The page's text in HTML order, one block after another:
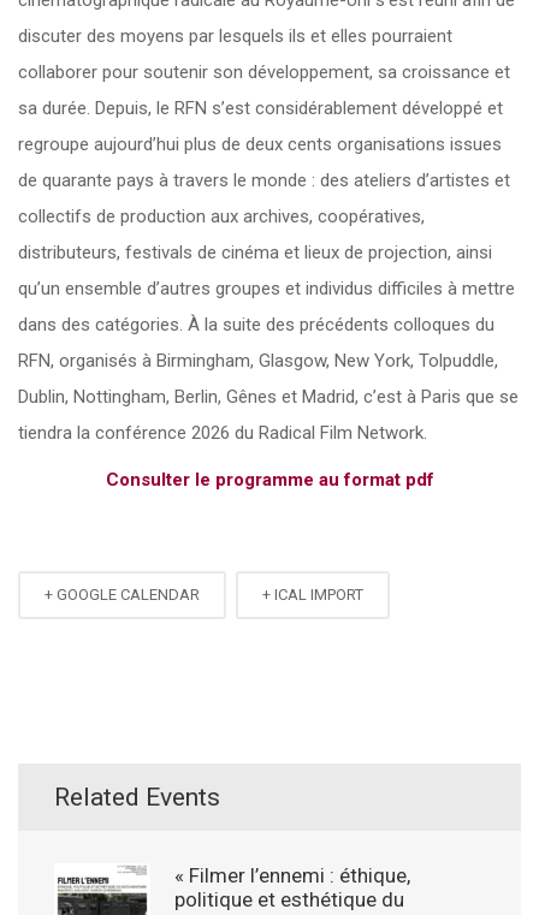
discuter des moyens par lesquels ils et elles pourraient
collaborer pour soutenir son développement, sa croissance et
sa durée. Depuis, le RFN s’est considérablement développé et
regroupe aujourd’hui plus de deux cents organisations issues
de quarante pays à travers le monde : des ateliers d’artistes et
collectifs de production aux archives, coopératives,
distributeurs, festivals de cinéma et lieux de projection, ainsi
qu’un ensemble d’autres groupes et individus difficiles à mettre
dans des catégories. À la suite des précédents colloques du
RFN, organisés à Birmingham, Glasgow, New York, Tolpuddle,
Dublin, Nottingham, Berlin, Gênes et Madrid, c’est à Paris que se
tiendra la conférence 2026 du Radical Film Network.
Consulter le programme au format pdf
+ GOOGLE CALENDAR + ICAL IMPORT
Related Events
« Filmer l’ennemi : éthique,
politique et esthétique du